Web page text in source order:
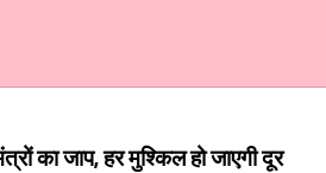
का जाप, हर मुश्किल हो जाएगी दूर